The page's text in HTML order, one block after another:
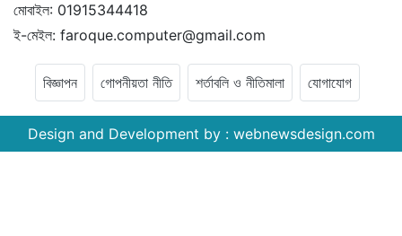
মোবাইল: 01915344418
ই-মেইল: faroque.computer@gmail.com
বিজ্ঞাপন গোপনীয়তা নীতি শর্তাবলি ও নীতিমালা যোগাযোগ
Design and Development by : webnewsdesign.com